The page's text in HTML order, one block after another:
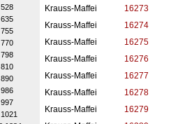
Krauss-Maffei
16273
Krauss-Maffei
16274
Krauss-Maffei
16275
Krauss-Maffei
16276
Krauss-Maffei
16277
Krauss-Maffei
16278
Krauss-Maffei
16279